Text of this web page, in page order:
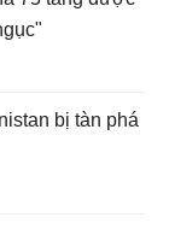
bị tàn phá